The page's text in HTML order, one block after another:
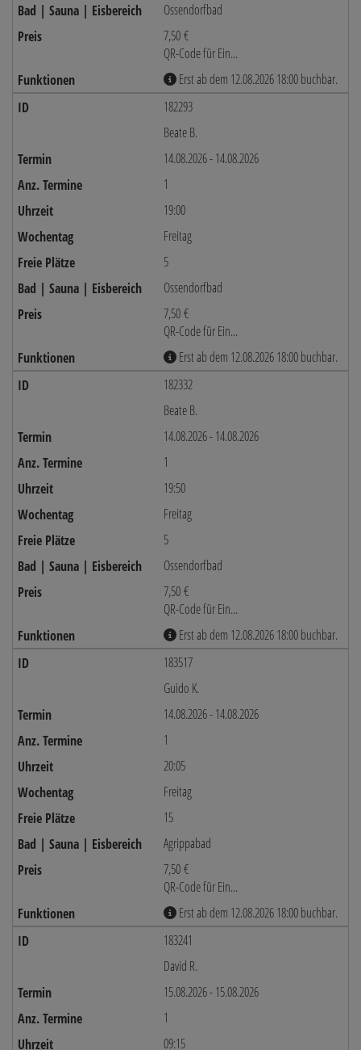
Ossendorfbad
7,50 €
QR-Code für Ein...
Erst ab dem 12.08.2026 18:00 buchbar.
182293
Beate B.
14.08.2026 - 14.08.2026
1
19:00
Freitag
5
Ossendorfbad
7,50 €
QR-Code für Ein...
Erst ab dem 12.08.2026 18:00 buchbar.
182332
Beate B.
14.08.2026 - 14.08.2026
1
19:50
Freitag
5
Ossendorfbad
7,50 €
QR-Code für Ein...
Erst ab dem 12.08.2026 18:00 buchbar.
183517
Guido K.
14.08.2026 - 14.08.2026
1
20:05
Freitag
15
Agrippabad
7,50 €
QR-Code für Ein...
Erst ab dem 12.08.2026 18:00 buchbar.
183241
David R.
15.08.2026 - 15.08.2026
1
09:15